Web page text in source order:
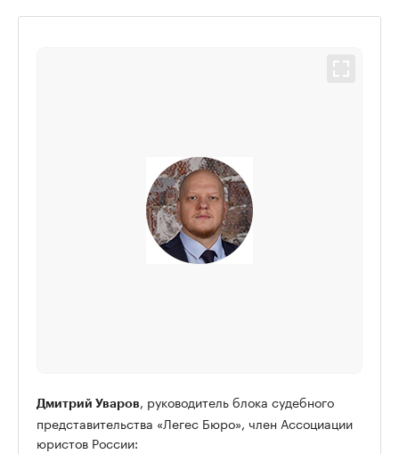
Дмитрий Уваров, руководитель блока судебного
представительства «Легес Бюро», член Ассоциации
юристов России: